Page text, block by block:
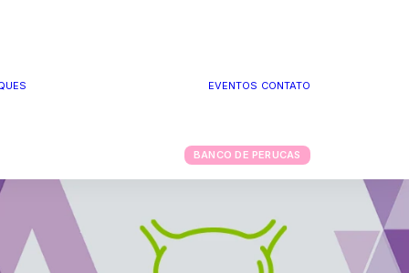
EVENTOS CONTATO
BANCO DE PERUCAS